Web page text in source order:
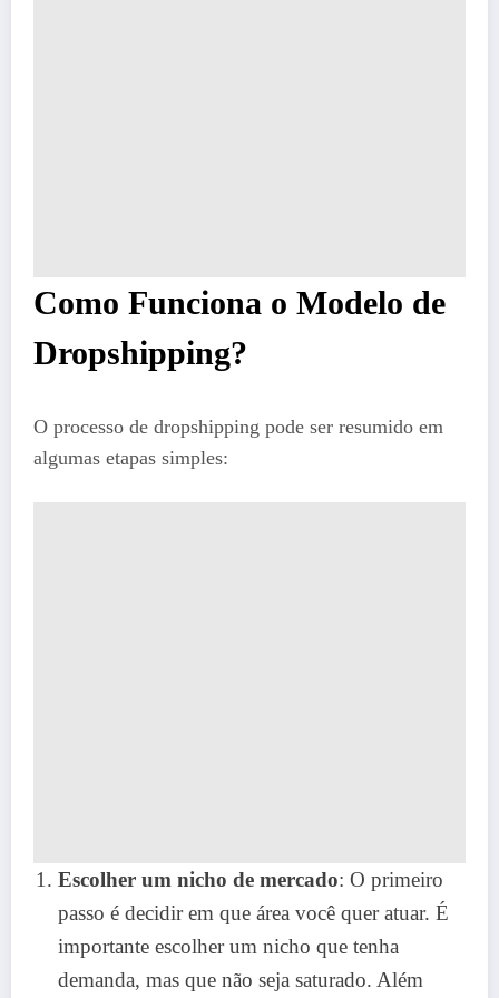
Como Funciona o Modelo de
Dropshipping?
O processo de dropshipping pode ser resumido em
algumas etapas simples:
Escolher um nicho de mercado: O primeiro
passo é decidir em que área você quer atuar. É
importante escolher um nicho que tenha
demanda, mas que não seja saturado. Além